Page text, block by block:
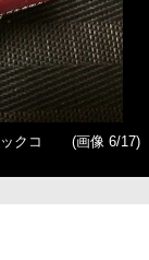
クコ
(画像 6/17)